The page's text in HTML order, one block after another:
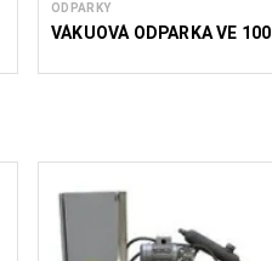
ODPARKY
VÁKUOVÁ ODPARKA VE 100